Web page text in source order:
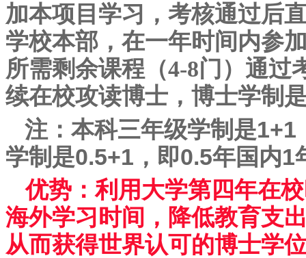
加本项目学习，考核通过后
学校本部，在一年时间内参
所需剩余课程（4-8门）通过
续在校攻读博士，博士学制
注：本科三年级学制是
学制是0.5+1，即0.5年国内1
优势：利用大学第四年在
海外学习时间，降低教育支
从而获得世界认可的博士学